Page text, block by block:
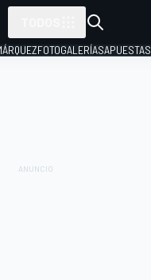
FOTOGALERÍASAPUESTAS